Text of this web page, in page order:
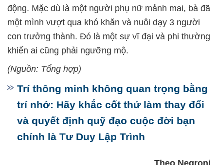
động. Mặc dù là một người phụ nữ mảnh mai, bà đã
một mình vượt qua khó khăn và nuôi dạy 3 người
con trưởng thành. Đó là một sự vĩ đại và phi thường
khiến ai cũng phải ngưỡng mộ.
(Nguồn: Tổng hợp)
Trí thông minh không quan trọng bằng
trí nhớ: Hãy khắc cốt thứ làm thay đổi
và quyết định quỹ đạo cuộc đời bạn
chính là Tư Duy Lập Trình